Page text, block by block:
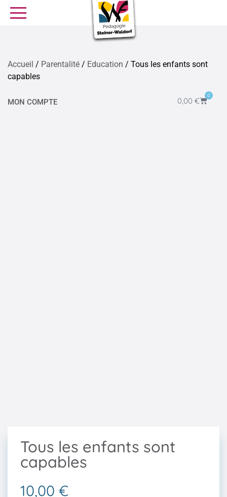
SE FORMER
Librairie
Accueil / Parentalité / Education / Tous les enfants sont
capables
MON COMPTE 0,00 €
0
Tous les enfants sont
capables
10,00 €